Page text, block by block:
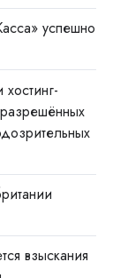
успешно
взыскания